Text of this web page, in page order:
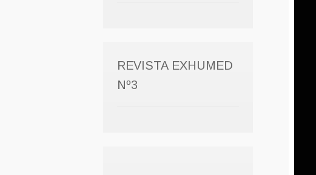
REVISTA EXHUMED
Nº3